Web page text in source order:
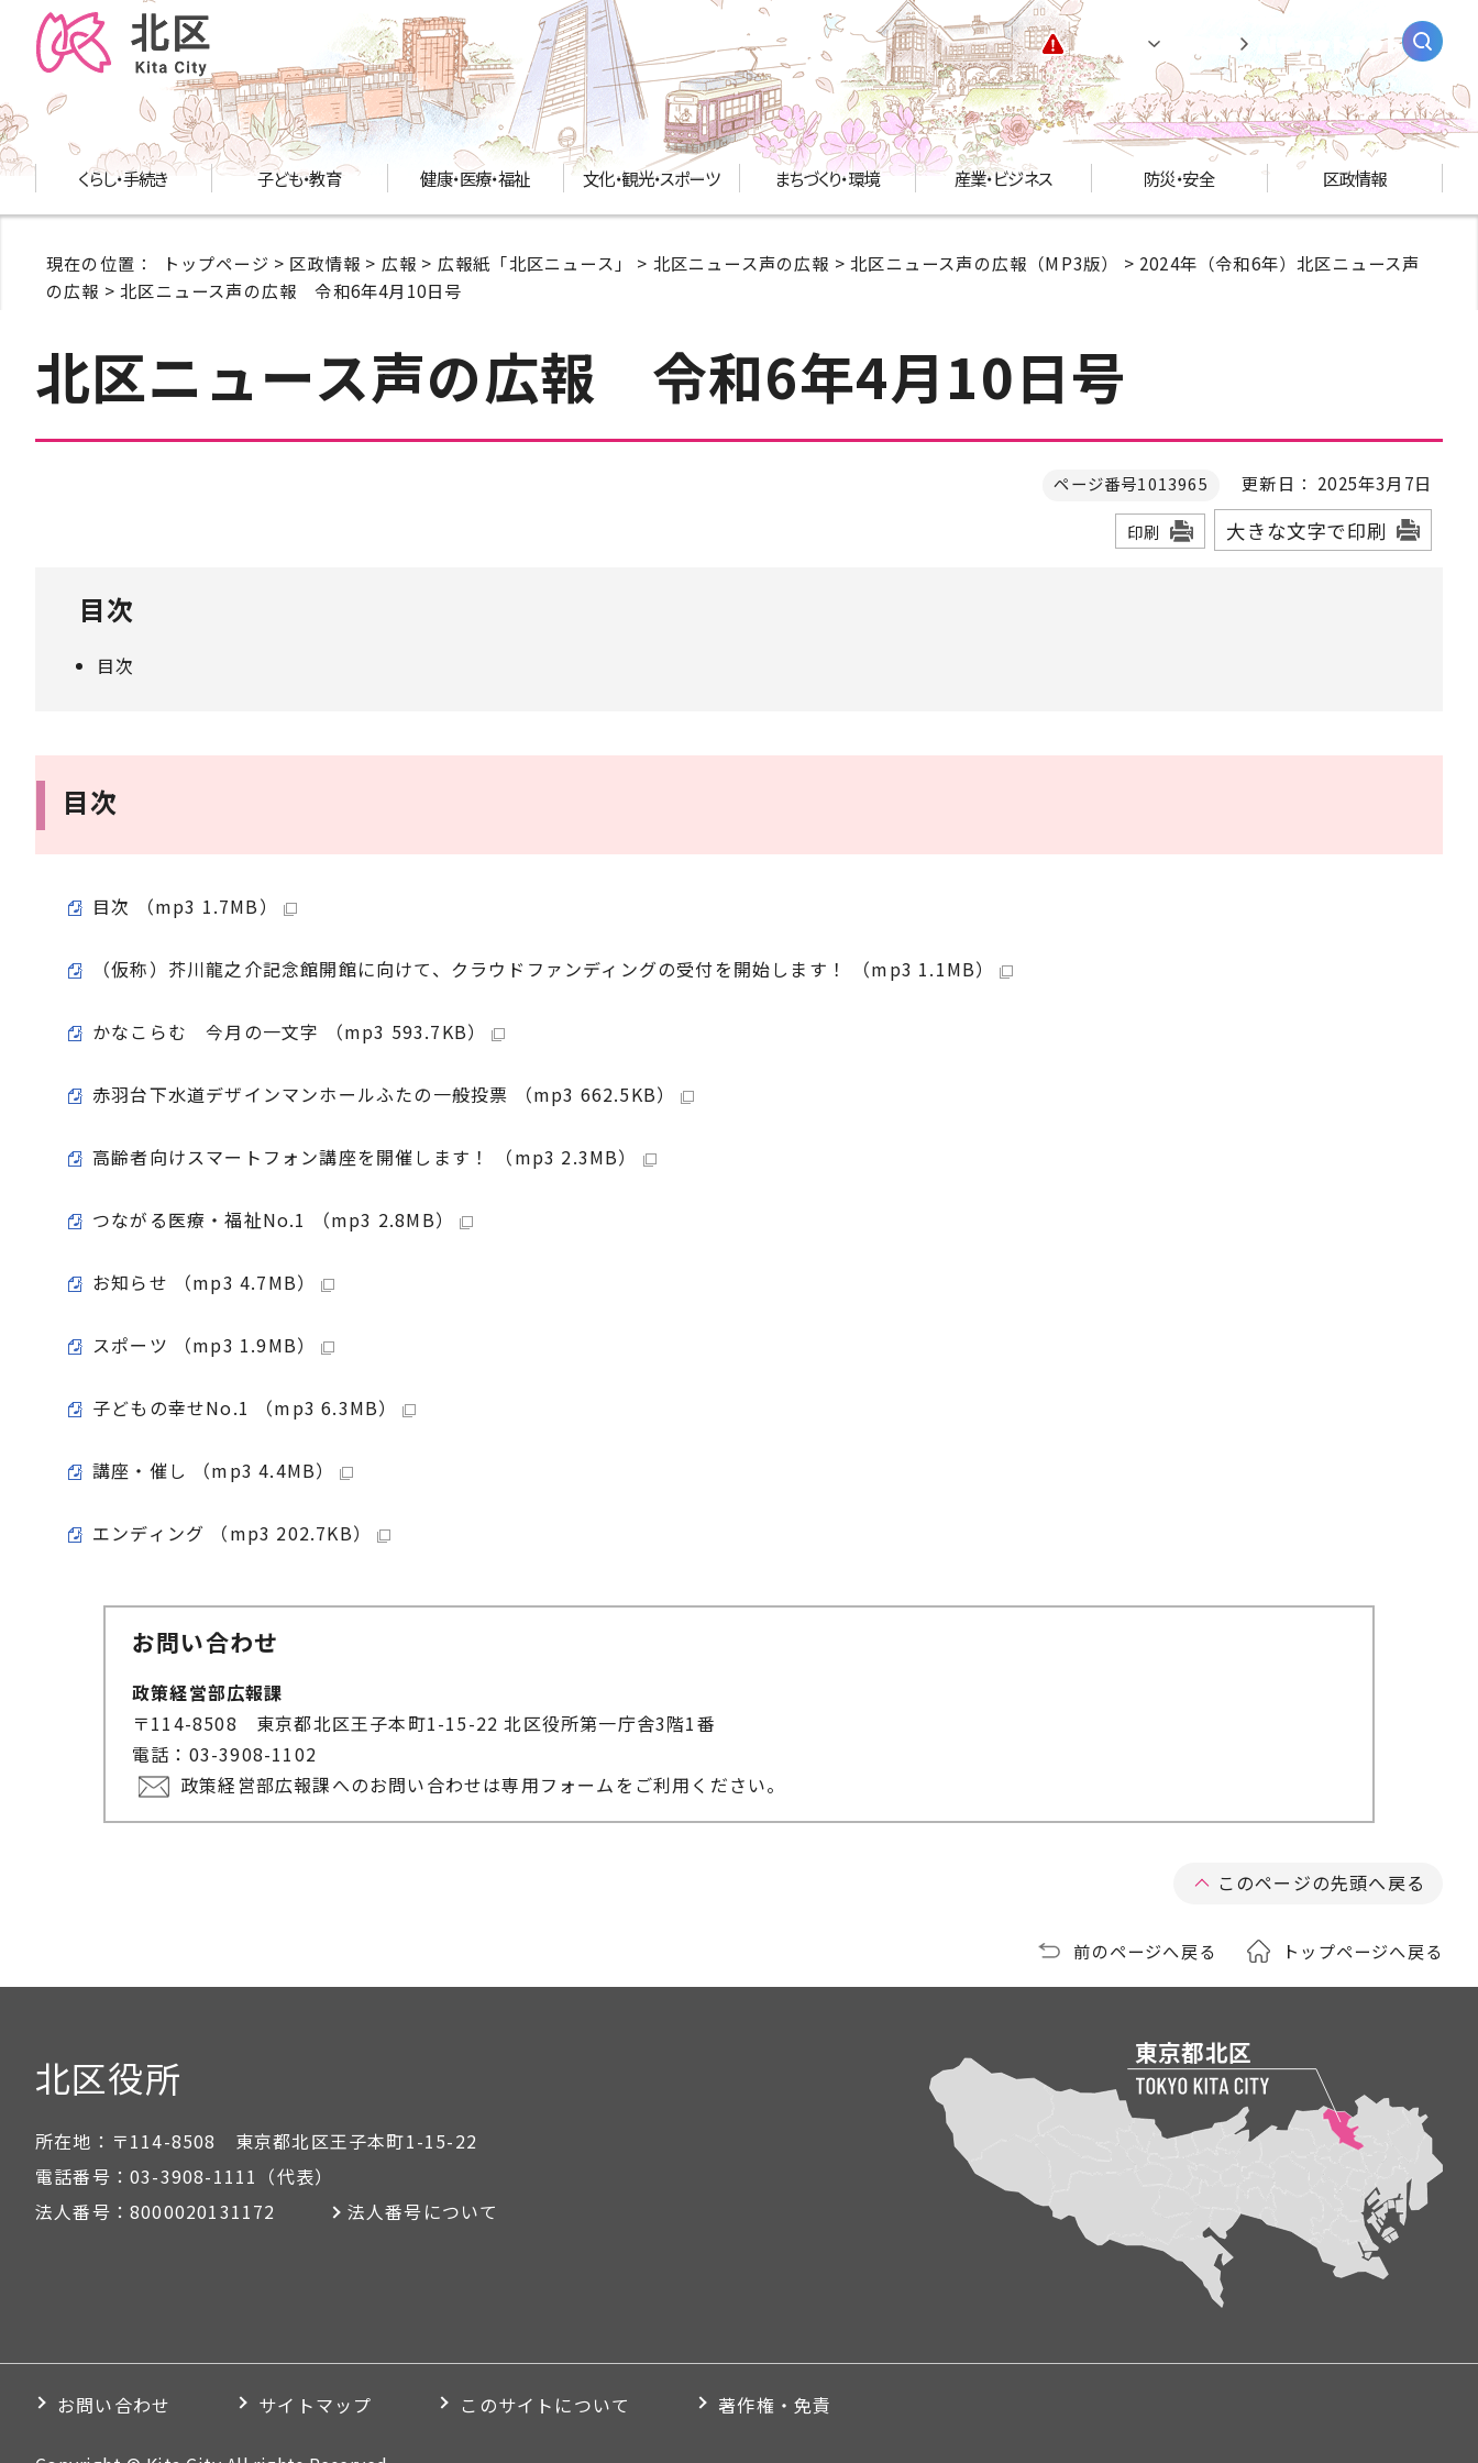
緊急情報 AIチャットボット
くらし・手続き 子ども・教育 健康・医療・福祉 文化・観光・スポーツ まちづくり・環境 産業・ビジネス 防災・安全 区政情報
現在の位置： トップページ > 区政情報 > 広報 > 広報紙「北区ニュース」 > 北区ニュース声の広報 >北区ニュース声の広報（MP3版） > 2024年（令和6年）北区ニュース声
の広報 > 北区ニュース声の広報 令和6年4月10日号
北区ニュース声の広報 令和6年4月10日号
ページ番号1013965 更新日： 2025年3月7日
印刷 大きな文字で印刷
目次
目次
目次
目次 （mp3 1.7MB）
（仮称）芥川龍之介記念館開館に向けて、クラウドファンディングの受付を開始します！ （mp3 1.1MB）
かなこらむ 今月の一文字 （mp3 593.7KB）
赤羽台下水道デザインマンホールふたの一般投票 （mp3 662.5KB）
高齢者向けスマートフォン講座を開催します！ （mp3 2.3MB）
つながる医療・福祉No.1 （mp3 2.8MB）
お知らせ （mp3 4.7MB）
スポーツ （mp3 1.9MB）
子どもの幸せNo.1 （mp3 6.3MB）
講座・催し （mp3 4.4MB）
エンディング （mp3 202.7KB）
お問い合わせ
政策経営部広報課
〒114-8508 東京都北区王子本町1-15-22 北区役所第一庁舎3階1番
電話：03-3908-1102
政策経営部広報課へのお問い合わせは専用フォームをご利用ください。
このページの先頭へ戻る
前のページへ戻る トップページへ戻る
北区役所
所在地： 〒114-8508 東京都北区王子本町1-15-22
電話番号： 03-3908-1111 （代表）
法人番号： 8000020131172 法人番号について
お問い合わせ サイトマップ このサイトについて 著作権・免責